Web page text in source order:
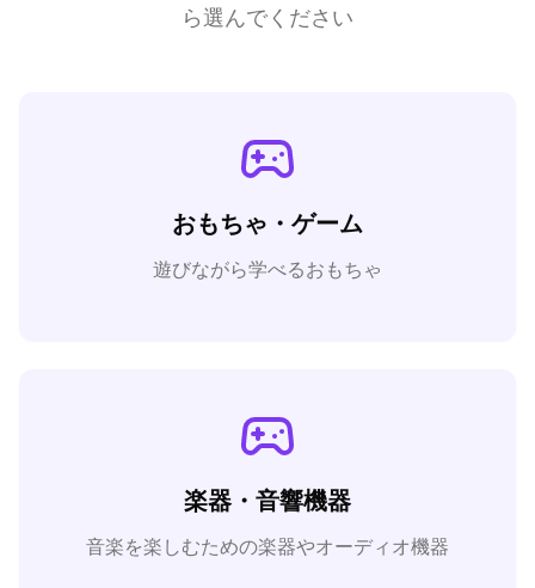
ら選んでください
おもちゃ・ゲーム
遊びながら学べるおもちゃ
楽器・音響機器
音楽を楽しむための楽器やオーディオ機器